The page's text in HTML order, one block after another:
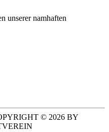
unserer namhaften
© 2026 BY